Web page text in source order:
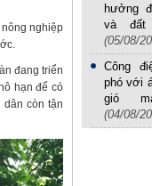
nghiệp
đang triển
hạn để có
còn tận
hưởng
và đất
(05/08/
Công
phó với
gió
(04/08/